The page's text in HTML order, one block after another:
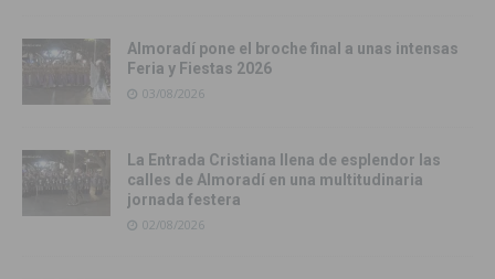
Almoradí pone el broche final a unas intensas
Feria y Fiestas 2026
03/08/2026
La Entrada Cristiana llena de esplendor las
calles de Almoradí en una multitudinaria
jornada festera
02/08/2026